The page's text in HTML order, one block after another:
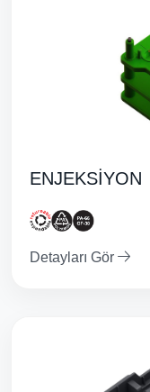
ENJEKSİYON
Detayları Gör